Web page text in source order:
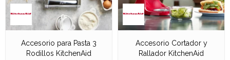
Accesorio para Pasta 3
Rodillos KitchenAid
Accesorio Cortador y
Rallador KitchenAid